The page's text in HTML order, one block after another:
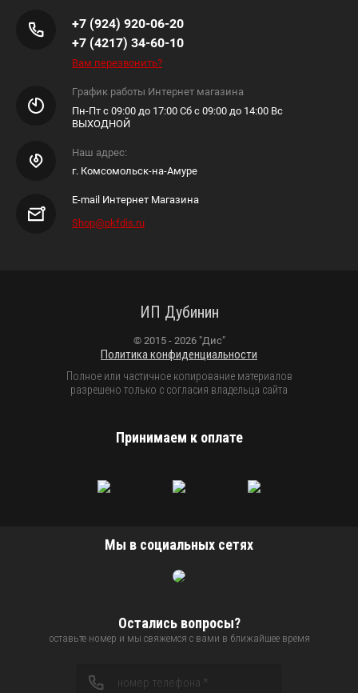
+7 (924) 920-06-20
+7 (4217) 34-60-10
Вам перезвонить?
График работы Интернет магазина
Пн-Пт с 09:00 до 17:00 Сб с 09:00 до 14:00 Вс
ВЫХОДНОЙ
Наш адрес:
г. Комсомольск-на-Амуре
E-mail Интернет Магазина
Shop@pkfdis.ru
ИП Дубинин
© 2015 - 2026 "Дис"
Политика конфиденциальности
Полное или частичное копирование материалов
разрешено только с согласия владельца сайта
Принимаем к оплате
Мы в социальных сетях
Остались вопросы?
оставьте номер и мы свяжемся с вами в ближайшее время